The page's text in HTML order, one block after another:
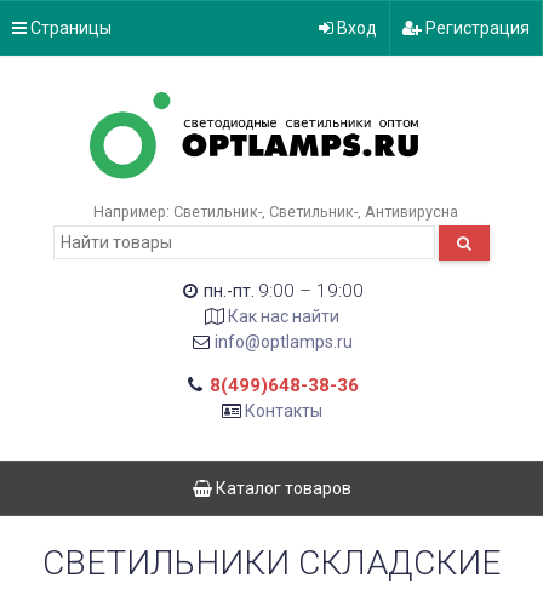
Страницы Вход Регистрация
Например: Светильник- Светильник- Антивирусна
пн.-пт. 9:00 – 19:00
Как нас найти
info@optlamps.ru
8(499)648-38-36
Контакты
Каталог товаров
СВЕТИЛЬНИКИ СКЛАДСКИЕ